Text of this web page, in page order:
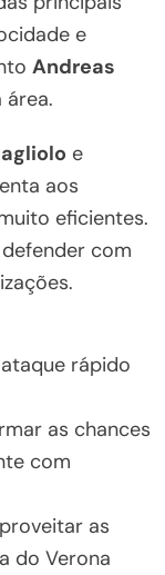
e
Andreas
e
aos
eficientes.
com
rápido
as chances
com
as
do Verona